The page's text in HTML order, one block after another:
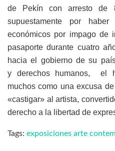
de Pekín con arresto de
supuestamente por
económicos por impago de
pasaporte durante cuatro
hacia el gobierno de su
y derechos humanos, el
muchos como una excusa
«castigar» al artista,
derecho a la libertad de
Tags: exposiciones arte